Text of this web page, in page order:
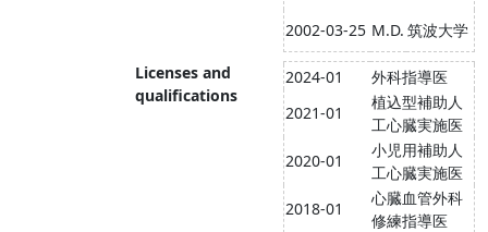
2002-03-25 M.D. 筑波大学
Licenses and
qualifications
2024-01
外科指導医
2021-01
植込型補助人
工心臓実施医
2020-01
小児用補助人
工心臓実施医
2018-01
心臓血管外科
修練指導医